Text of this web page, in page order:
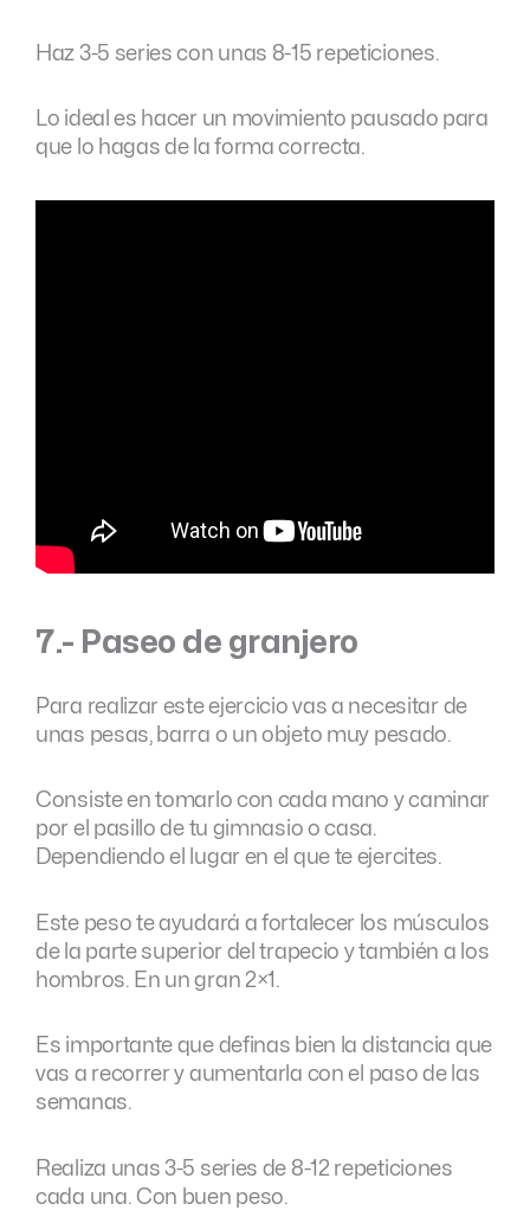
Haz 3-5 series con unas 8-15 repeticiones.
Lo ideal es hacer un movimiento pausado para
que lo hagas de la forma correcta.
7.- Paseo de granjero
Para realizar este ejercicio vas a necesitar de
unas pesas, barra o un objeto muy pesado.
Consiste en tomarlo con cada mano y caminar
por el pasillo de tu gimnasio o casa.
Dependiendo el lugar en el que te ejercites.
Este peso te ayudará a fortalecer los músculos
de la parte superior del trapecio y también a los
hombros. En un gran 2×1.
Es importante que definas bien la distancia que
vas a recorrer y aumentarla con el paso de las
semanas.
Realiza unas 3-5 series de 8-12 repeticiones
cada una. Con buen peso.